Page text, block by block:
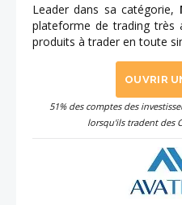
Leader dans sa catégorie,
plateforme de trading très
produits à trader en toute
OUVRIR
51% des comptes des
lorsqu'ils tradent des